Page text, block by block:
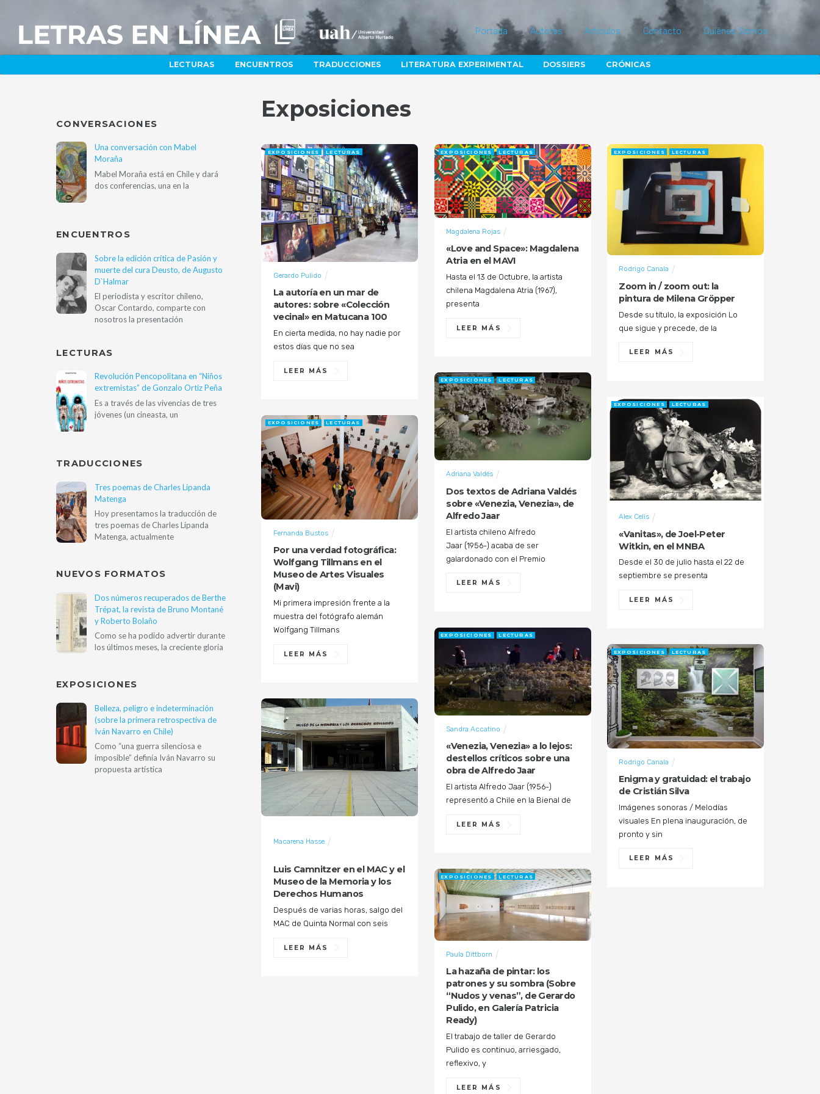
Portada Autores Artículos Contacto Quiénes Somos
LECTURAS ENCUENTROS TRADUCCIONES LITERATURA EXPERIMENTAL DOSSIERS CRÓNICAS
Exposiciones
La autoría en un mar de
autores: sobre «Colección
vecinal» en Matucana 100
Gerardo Pulido
EXPOSICIONES LECTURAS
En cierta medida, no hay nadie por
estos días que no sea
LEER MÁS
«Love and Space»: Magdalena
Atria en el MAVI
Magdalena Rojas
EXPOSICIONES LECTURAS
Hasta el 13 de Octubre, la artista
chilena Magdalena Atria (1967),
presenta
LEER MÁS
Zoom in / zoom out: la
pintura de Milena Gröpper
Rodrigo Canala
EXPOSICIONES LECTURAS
Desde su título, la exposición Lo
que sigue y precede, de la
LEER MÁS
Dos textos de Adriana Valdés
sobre «Venezia, Venezia», de
Alfredo Jaar
Adriana Valdés
EXPOSICIONES LECTURAS
El artista chileno Alfredo
Jaar (1956-) acaba de ser
galardonado con el Premio
LEER MÁS
«Vanitas», de Joel-Peter
Witkin, en el MNBA
Alex Celis
EXPOSICIONES LECTURAS
Desde el 30 de julio hasta el 22 de
septiembre se presenta
LEER MÁS
Por una verdad fotográfica:
Wolfgang Tillmans en el
Museo de Artes Visuales
(Mavi)
Fernanda Bustos
EXPOSICIONES LECTURAS
Mi primera impresión frente a la
muestra del fotógrafo alemán
Wolfgang Tillmans
LEER MÁS
«Venezia, Venezia» a lo lejos:
destellos críticos sobre una
obra de Alfredo Jaar
Sandra Accatino
EXPOSICIONES LECTURAS
El artista Alfredo Jaar (1956-)
representó a Chile en la Bienal de
LEER MÁS
Enigma y gratuidad: el trabajo
de Cristián Silva
Rodrigo Canala
EXPOSICIONES LECTURAS
Imágenes sonoras / Melodías
visuales En plena inauguración, de
pronto y sin
LEER MÁS
Luis Camnitzer en el MAC y el
Museo de la Memoria y los
Derechos Humanos
Macarena Hasse
Después de varias horas, salgo del
MAC de Quinta Normal con seis
LEER MÁS
La hazaña de pintar: los
patrones y su sombra (Sobre
“Nudos y venas”, de Gerardo
Pulido, en Galería Patricia
Ready)
Paula Dittborn
EXPOSICIONES LECTURAS
El trabajo de taller de Gerardo
Pulido es continuo, arriesgado,
reflexivo, y
LEER MÁS
CONVERSACIONES
Una conversación con Mabel
Moraña
Mabel Moraña está en Chile y dará
dos conferencias, una en la
ENCUENTROS
Sobre la edición crítica de Pasión y
muerte del cura Deusto, de Augusto
D`Halmar
El periodista y escritor chileno,
Oscar Contardo, comparte con
nosotros la presentación
LECTURAS
Revolución Pencopolitana en “Niños
extremistas” de Gonzalo Ortiz Peña
Es a través de las vivencias de tres
jóvenes (un cineasta, un
TRADUCCIONES
Tres poemas de Charles Lipanda
Matenga
Hoy presentamos la traducción de
tres poemas de Charles Lipanda
Matenga, actualmente
NUEVOS FORMATOS
Dos números recuperados de Berthe
Trépat, la revista de Bruno Montané
y Roberto Bolaño
Como se ha podido advertir durante
los últimos meses, la creciente gloria
EXPOSICIONES
Belleza, peligro e indeterminación
(sobre la primera retrospectiva de
Iván Navarro en Chile)
Como “una guerra silenciosa e
imposible” definía Iván Navarro su
propuesta artística